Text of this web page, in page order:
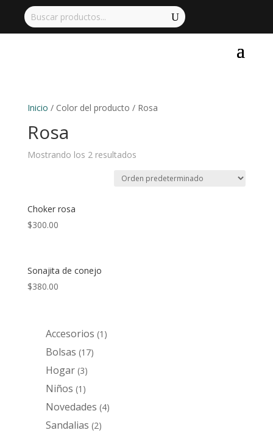
Inicio / Color del producto / Rosa
Rosa
Mostrando los 2 resultados
Choker rosa
$300.00
Sonajita de conejo
$380.00
Accesorios 1 1
Bolsas 1717
Hogar 33
productos
Niños 1 1
producto
Novedades 44
Sandalias 22